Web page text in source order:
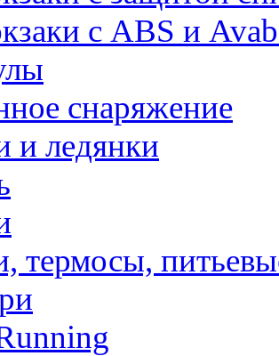
с ABS и
снаряжение
и ледянки
термосы,